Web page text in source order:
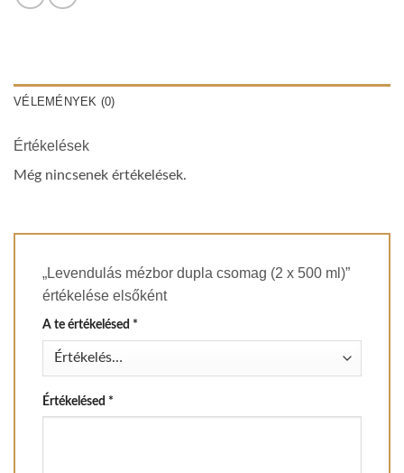
VÉLEMÉNYEK (0)
Értékelések
Még nincsenek értékelések.
„Levendulás mézbor dupla csomag (2 x 500 ml)”
értékelése elsőként
A te értékelésed *
Értékelésed *